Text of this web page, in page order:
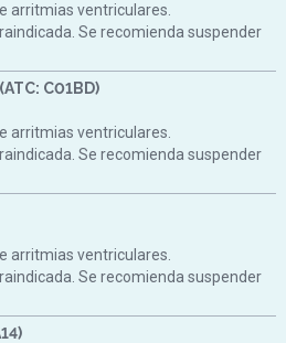
arritmias ventriculares.
Se recomienda suspender
C01BD)
arritmias ventriculares.
Se recomienda suspender
arritmias ventriculares.
Se recomienda suspender